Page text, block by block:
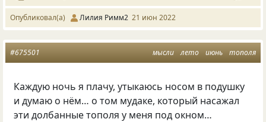
Опубликовал(а) Лилия Римм2 21 июн 2022
мысли лето июнь тополя
#675501
Каждую ночь я плачу, утыкаюсь носом в подушку
и думаю о нём… о том мудаке, который насажал
эти долбанные тополя у меня под окном…